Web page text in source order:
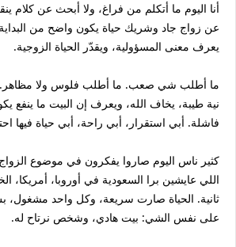
أنا اليوم ما أتكلم من فراغ، ولا أبحث عن كلام
عن زواج جاد وشريك حياة يكون واضح من
يعرف معنى المسؤولية، ويقدّر الحياة الزوجية.
ما أطلب شي صعب. ما أطلب فلوس ولا
نية طيبة، يخاف الله، ويعرف إن البيت ما ينفع
فاشلة. أبي استقرار، أبي راحة، أبي حياة فيها
كثير ناس اليوم صاروا يفكرون في موضوع
اللي عايشين برا السعودية في أوروبا، أمريكا،
ثانية. الحياة صارت سريعة، وكل واحد مشغول، بس
على نفس الشي: بيت هادي، وشخص نرتاح له.